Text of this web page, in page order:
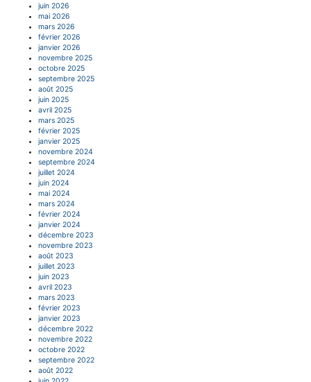
juin 2026
mai 2026
mars 2026
février 2026
janvier 2026
novembre 2025
octobre 2025
septembre 2025
août 2025
juin 2025
avril 2025
mars 2025
février 2025
janvier 2025
novembre 2024
septembre 2024
juillet 2024
juin 2024
mai 2024
mars 2024
février 2024
janvier 2024
décembre 2023
novembre 2023
août 2023
juillet 2023
juin 2023
avril 2023
mars 2023
février 2023
janvier 2023
décembre 2022
novembre 2022
octobre 2022
septembre 2022
août 2022